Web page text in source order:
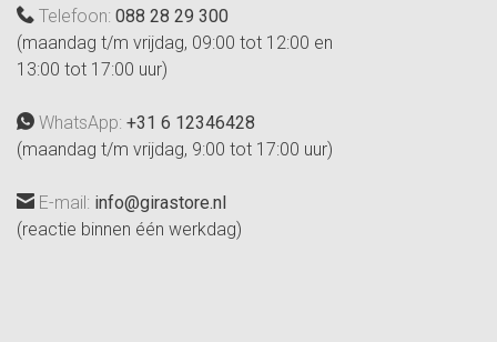
Telefoon: 088 28 29 300
(maandag t/m vrijdag, 09:00 tot 12:00 en
13:00 tot 17:00 uur)
WhatsApp: +31 6 12346428
(maandag t/m vrijdag, 9:00 tot 17:00 uur)
E-mail: info@girastore.nl
(reactie binnen één werkdag)